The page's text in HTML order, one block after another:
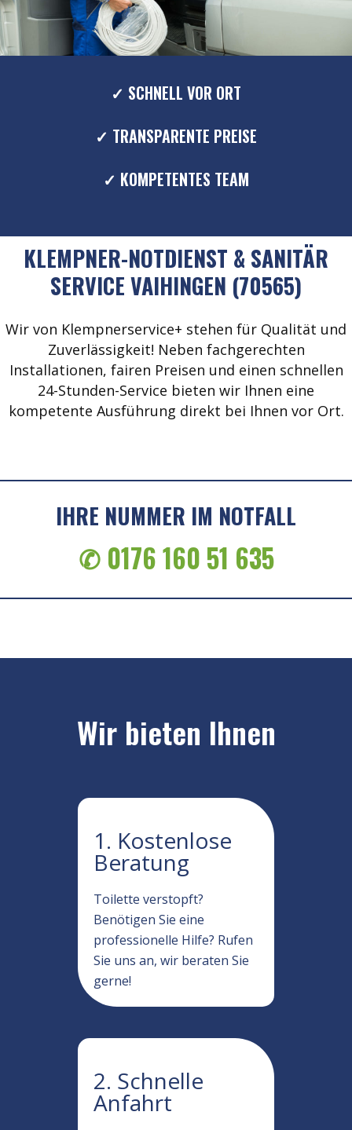
✓ SCHNELL VOR ORT
✓ TRANSPARENTE PREISE
✓ KOMPETENTES TEAM
KLEMPNER-NOTDIENST & SANITÄR
SERVICE VAIHINGEN (70565)
Wir von Klempnerservice+ stehen für Qualität und
Zuverlässigkeit! Neben fachgerechten
Installationen, fairen Preisen und einen schnellen
24-Stunden-Service bieten wir Ihnen eine
kompetente Ausführung direkt bei Ihnen vor Ort.
IHRE NUMMER IM NOTFALL
✆ 0176 160 51 635
Wir bieten Ihnen
1. Kostenlose
Beratung
Toilette verstopft?
Benötigen Sie eine
professionelle Hilfe? Rufen
Sie uns an, wir beraten Sie
gerne!
2. Schnelle
Anfahrt